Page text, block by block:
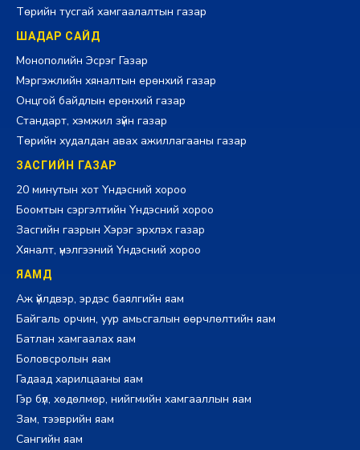
Төрийн тусгай хамгаалалтын газар
ШАДАР САЙД
Монополийн Эсрэг Газар
Мэргэжлийн хяналтын ерөнхий газар
Онцгой байдлын ерөнхий газар
Стандарт, хэмжил зүйн газар
Төрийн худалдан авах ажиллагааны газар
ЗАСГИЙН ГАЗАР
20 минутын хот Үндэсний хороо
Боомтын сэргэлтийн Үндэсний хороо
Засгийн газрын Хэрэг эрхлэх газар
Хяналт, үнэлгээний Үндэсний хороо
ЯАМД
Аж үйлдвэр, эрдэс баялгийн яам
Байгаль орчин, уур амьсгалын өөрчлөлтийн яам
Батлан хамгаалах яам
Боловсролын яам
Гадаад харилцааны яам
Гэр бүл, хөдөлмөр, нийгмийн хамгааллын яам
Зам, тээврийн яам
Сангийн яам